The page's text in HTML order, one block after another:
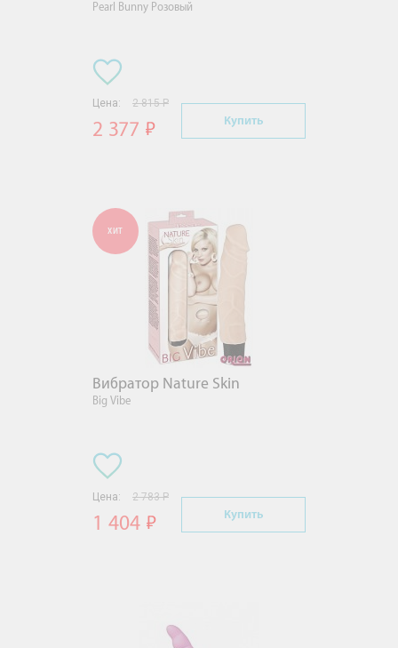
Pearl Bunny Розовый
Цена: 2 815 Р
2 377 Купить
ХИТ
Вибратор Nature Skin
Big Vibe
Цена: 2 783 Р
1 404 Купить